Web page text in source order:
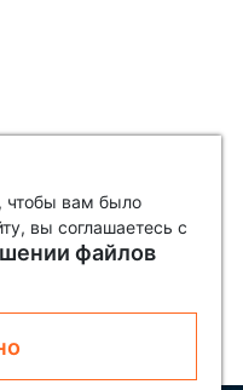
чтобы вам было
вы соглашаетесь с
файлов